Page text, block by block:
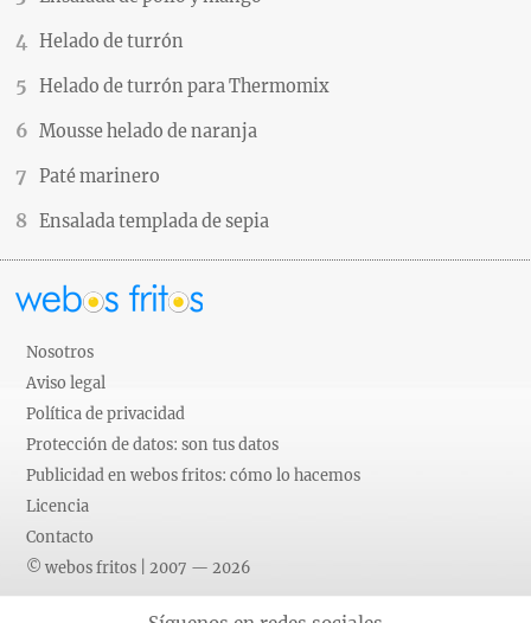
Helado de turrón
Helado de turrón para Thermomix
Mousse helado de naranja
Paté marinero
Ensalada templada de sepia
Nosotros
Aviso legal
Política de privacidad
Protección de datos: son tus datos
Publicidad en webos fritos: cómo lo hacemos
Licencia
Contacto
© webos fritos | 2007 — 2026